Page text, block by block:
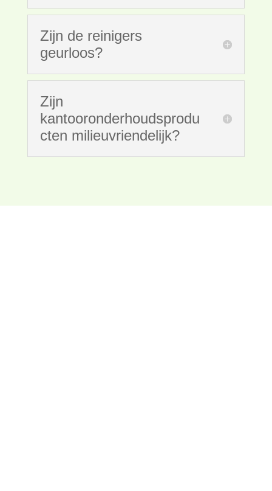
Zijn de reinigers
geurloos?
Zijn
kantooronderhoudsprodu
cten milieuvriendelijk?